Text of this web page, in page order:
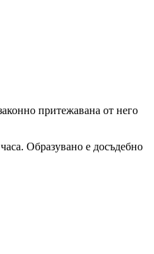
притежавана от него
Образувано е досъдебно